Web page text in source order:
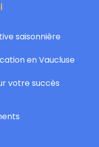
saisonnière
en Vaucluse
votre succès